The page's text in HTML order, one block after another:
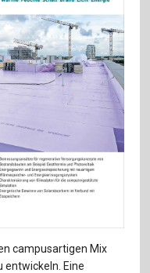
/ Language: EN
campusartigen Mix
entwickeln. Eine